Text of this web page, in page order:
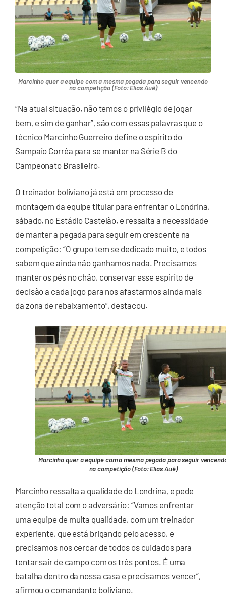
Marcinho quer a equipe com a mesma pegada para seguir vencendo
na competição (Foto: Elias Auê)
“Na atual situação, não temos o privilégio de jogar
bem, e sim de ganhar”, são com essas palavras que o
técnico Marcinho Guerreiro define o espírito do
Sampaio Corrêa para se manter na Série B do
Campeonato Brasileiro.
O treinador boliviano já está em processo de
montagem da equipe titular para enfrentar o Londrina,
sábado, no Estádio Castelão, e ressalta a necessidade
de manter a pegada para seguir em crescente na
competição: “O grupo tem se dedicado muito, e todos
sabem que ainda não ganhamos nada. Precisamos
manter os pés no chão, conservar esse espírito de
decisão a cada jogo para nos afastarmos ainda mais
da zona de rebaixamento”, destacou.
Marcinho quer a equipe com a mesma pegada para seguir
na competição (Foto: Elias Auê)
Marcinho ressalta a qualidade do Londrina, e pede
atenção total com o adversário: “Vamos enfrentar
uma equipe de muita qualidade, com um treinador
experiente, que está brigando pelo acesso, e
precisamos nos cercar de todos os cuidados para
tentar sair de campo com os três pontos. É uma
batalha dentro da nossa casa e precisamos vencer”,
afirmou o comandante boliviano.